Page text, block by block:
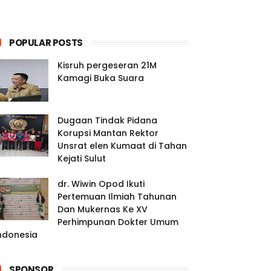
POPULAR POSTS
Kisruh pergeseran 21M
Kamagi Buka Suara
Dugaan Tindak Pidana
Korupsi Mantan Rektor
Unsrat elen Kumaat di Tahan
Kejati Sulut
dr. Wiwin Opod Ikuti
Pertemuan Ilmiah Tahunan
Dan Mukernas Ke XV
Perhimpunan Dokter Umum